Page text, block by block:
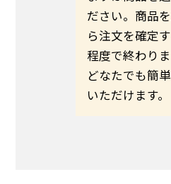
ださい。商品
ら注文を確定
程度で終わりま
どなたでも簡
いただけます。